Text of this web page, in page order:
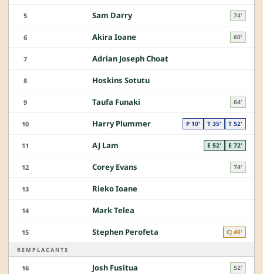
5 Sam Darry 74'
6 Akira Ioane 60'
7 Adrian Joseph Choat
8 Hoskins Sotutu
9 Taufa Funaki 64'
10 Harry Plummer P 10' T 35' T 52'
11 AJ Lam E 52' E 72'
12 Corey Evans 74'
13 Rieko Ioane
14 Mark Telea
15 Stephen Perofeta CJ 46'
REMPLACANTS
16 Josh Fusitua 52'